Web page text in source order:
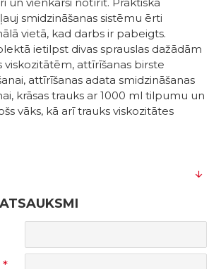
smidzināšanas sistēmu ērti
vietā, kad darbs ir pabeigts.
ietilpst divas sprauslas dažādām
viskozitātēm, attīrīšanas birste
attīrīšanas adata smidzināšanas
krāsas trauks ar 1000 ml tilpumu un
vāks, kā arī trauks viskozitātes